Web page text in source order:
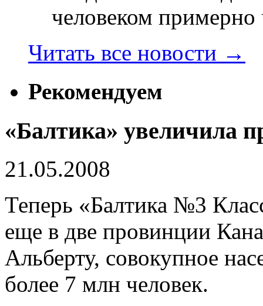
человеком примерно
Читать все новости →
Рекомендуем
«Балтика» увеличила
21.05.2008
Теперь «Балтика №3
еще в две провинции
Альберту, совокупное
более 7 млн человек.